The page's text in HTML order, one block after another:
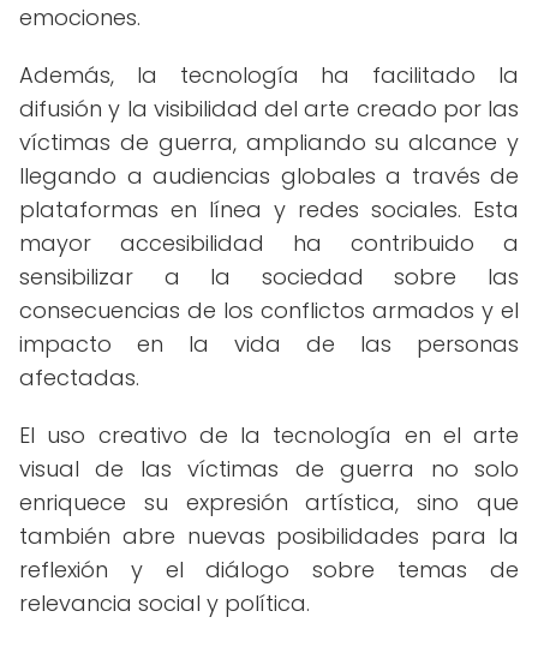
emociones.
Además, la tecnología ha facilitado la
difusión y la visibilidad del arte creado por las
víctimas de guerra, ampliando su alcance y
llegando a audiencias globales a través de
plataformas en línea y redes sociales. Esta
mayor accesibilidad ha contribuido a
sensibilizar a la sociedad sobre las
consecuencias de los conflictos armados y el
impacto en la vida de las personas
afectadas.
El uso creativo de la tecnología en el arte
visual de las víctimas de guerra no solo
enriquece su expresión artística, sino que
también abre nuevas posibilidades para la
reflexión y el diálogo sobre temas de
relevancia social y política.